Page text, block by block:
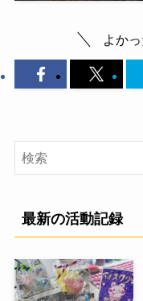
よか
最新の活動記録